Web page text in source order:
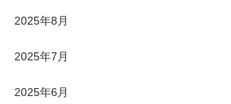
2025年8月
2025年7月
2025年6月